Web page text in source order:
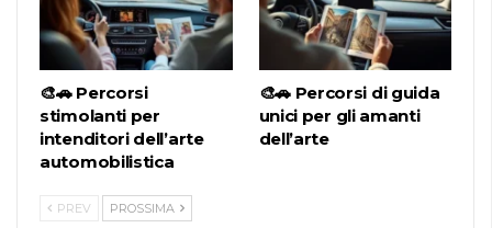
🎨🚗 Percorsi
stimolanti per
intenditori dell’arte
automobilistica
🎨🚗 Percorsi di guida
unici per gli amanti
dell’arte
PREV PROSSIMA